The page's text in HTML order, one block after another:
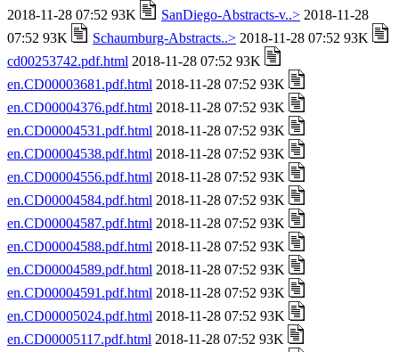
2018-11-28 07:52 93K
SanDiego-Abstracts-v..> 2018-11-28
07:52 93K
Schaumburg-Abstracts..> 2018-11-28 07:52 93K
cd00253742.pdf.html 2018-11-28 07:52 93K
en.CD00003681.pdf.html 2018-11-28 07:52 93K
en.CD00004376.pdf.html 2018-11-28 07:52 93K
en.CD00004531.pdf.html 2018-11-28 07:52 93K
en.CD00004538.pdf.html 2018-11-28 07:52 93K
en.CD00004556.pdf.html 2018-11-28 07:52 93K
en.CD00004584.pdf.html 2018-11-28 07:52 93K
en.CD00004587.pdf.html 2018-11-28 07:52 93K
en.CD00004588.pdf.html 2018-11-28 07:52 93K
en.CD00004589.pdf.html 2018-11-28 07:52 93K
en.CD00004591.pdf.html 2018-11-28 07:52 93K
en.CD00005024.pdf.html 2018-11-28 07:52 93K
en.CD00005117.pdf.html 2018-11-28 07:52 93K